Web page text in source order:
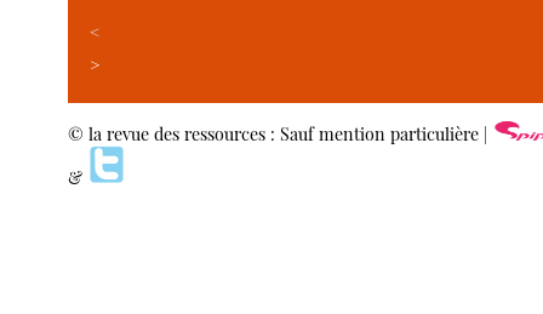
<
>
© la revue des ressources : Sauf mention particulière |
&